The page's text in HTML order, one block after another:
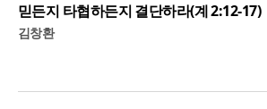
믿든지 타협하든지 결단하라(계 2:12-17)
김창환